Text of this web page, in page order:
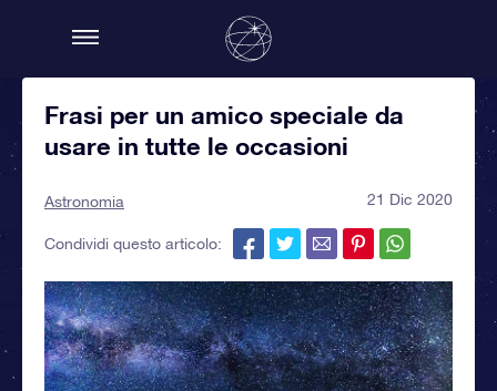
Frasi per un amico speciale da
usare in tutte le occasioni
Astronomia 21 Dic 2020
Condividi questo articolo: